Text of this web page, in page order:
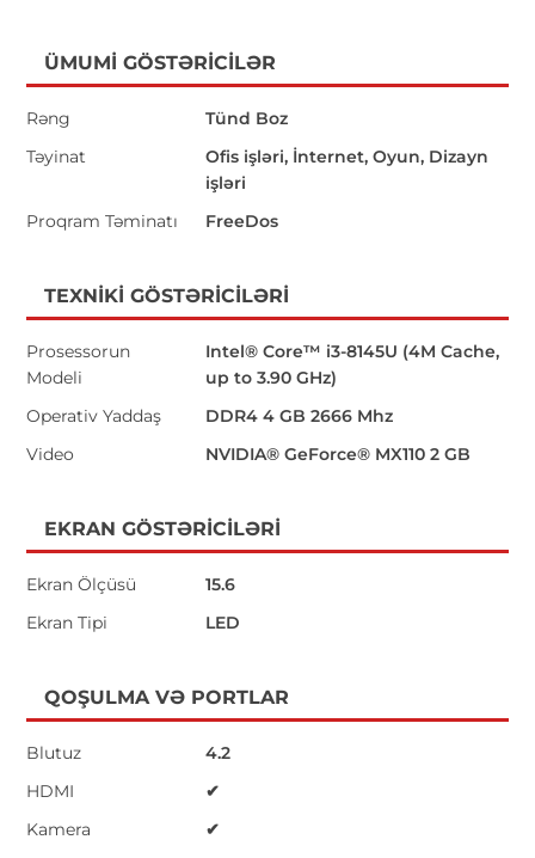
ÜMUMI GÖSTƏRICILƏR
Rəng
Tünd Boz
Təyinat
Ofis işləri, İnternet, Oyun, Dizayn
işləri
Proqram Təminatı
FreeDos
TEXNIKI GÖSTƏRICILƏRI
Prosessorun
Modeli
Intel® Core™ i3-8145U (4M Cache,
up to 3.90 GHz)
Operativ Yaddaş
DDR4 4 GB 2666 Mhz
Video
NVIDIA® GeForce® MX110 2 GB
EKRAN GÖSTƏRICILƏRI
Ekran Ölçüsü
15.6
Ekran Tipi
LED
QOŞULMA VƏ PORTLAR
Blutuz
4.2
HDMI
✔
Kamera
✔